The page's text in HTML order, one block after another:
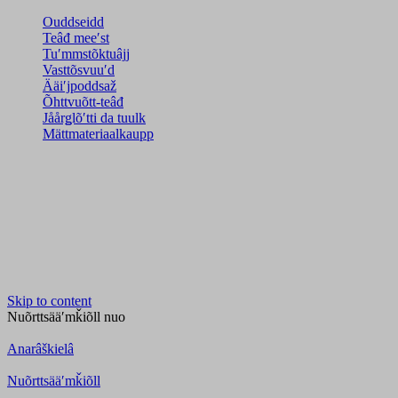
Ouddseidd
Teâđ meeʹst
Tuʹmmstõktuâjj
Vasttõsvuuʹd
Ääiʹjpoddsaž
Õhttvuõtt-teâđ
Jåårǥlõʹtti da tuulk
Mättmateriaalkaupp
Skip to content
Nuõrttsääʹmǩiõll nuo
Anarâškielâ
Nuõrttsääʹmǩiõll